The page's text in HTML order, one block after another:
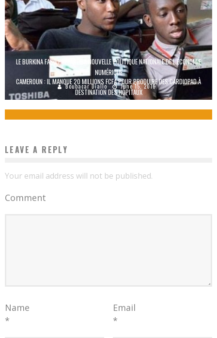
LE BURKINA FASO PRÉPARE SA NOUVELLE POLITIQUE NATIONALE DE L’ÉCONOMIE
NUMÉRIQUE
Boubacar Diallo June 15, 2016
CAMEROUN : IL MANQUE 20 MILLIONS FCFA POUR PRODUIRE DES CARDIOPAD À
DESTINATION DES HÔPITAUX
LEAVE A REPLY
Your email address will not be published.
Comment
Name
*
Email
*